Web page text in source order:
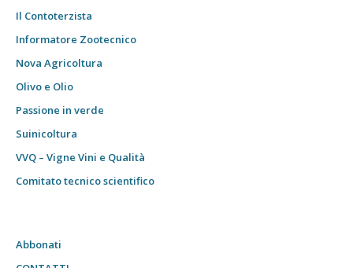
Il Contoterzista
Informatore Zootecnico
Nova Agricoltura
Olivo e Olio
Passione in verde
Suinicoltura
VVQ – Vigne Vini e Qualità
Comitato tecnico scientifico
Abbonati